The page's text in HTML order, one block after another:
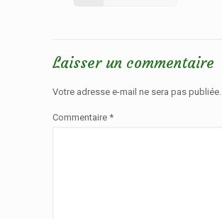
Laisser un commentaire
Votre adresse e-mail ne sera pas publiée.
Commentaire *